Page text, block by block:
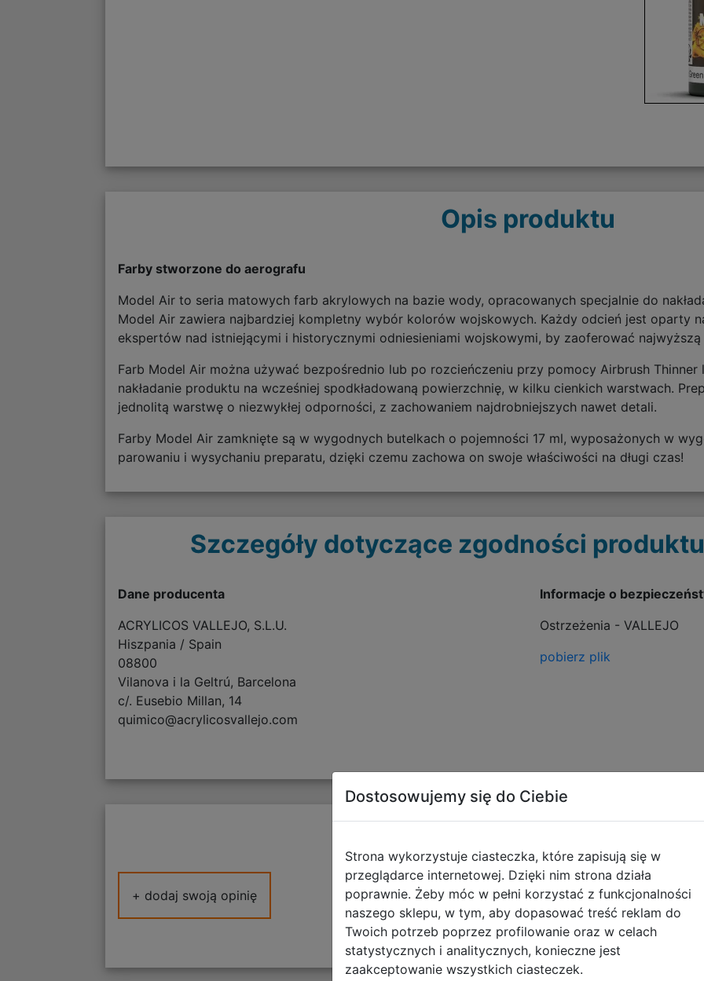
Opis produktu
Farby stworzone do aerografu
Model Air to seria matowych farb akrylowych na bazie wody, opracowanych specjalnie do
Model Air zawiera najbardziej kompletny wybór kolorów wojskowych. Każdy odcień jest oparty
ekspertów nad istniejącymi i historycznymi odniesieniami wojskowymi, by zaoferować
Farb Model Air można używać bezpośrednio lub po rozcieńczeniu przy pomocy Airbrush Thinner
nakładanie produktu na wcześniej spodkładowaną powierzchnię, w kilku cienkich warstwach.
jednolitą warstwę o niezwykłej odporności, z zachowaniem najdrobniejszych nawet detali.
Farby Model Air zamknięte są w wygodnych butelkach o pojemności 17 ml, wyposażonych w
parowaniu i wysychaniu preparatu, dzięki czemu zachowa on swoje właściwości na długi czas!
Szczegóły dotyczące zgodności
Dane producenta
ACRYLICOS VALLEJO, S.L.U.
Hiszpania / Spain
08800
Vilanova i la Geltrú, Barcelona
c/. Eusebio Millan, 14
quimico@acrylicosvallejo.com
Informacje o
Ostrzeżenia - VALLEJO
pobierz plik
Opinie o produkcie
+ dodaj swoją opinię
Dostosowujemy się do Ciebie
Strona wykorzystuje ciasteczka, które zapisują się w
przeglądarce internetowej. Dzięki nim strona działa
poprawnie. Żeby móc w pełni korzystać z funkcjonalności
naszego sklepu, w tym, aby dopasować treść reklam do
Twoich potrzeb poprzez profilowanie oraz w celach
statystycznych i analitycznych, konieczne jest
zaakceptowanie wszystkich ciasteczek.